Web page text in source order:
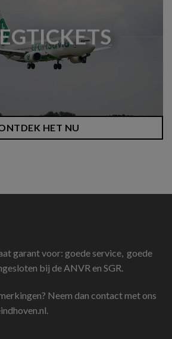
HET NU
garant voor: goede service, goede
bij de ANVR en SGR.
Neem dan contact met ons